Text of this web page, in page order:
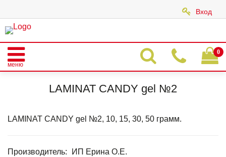
Вход
меню
0
LAMINAT CANDY gel №2
LAMINAT CANDY gel №2, 10, 15, 30, 50 грамм.
Производитель: ИП Ерина О.Е.